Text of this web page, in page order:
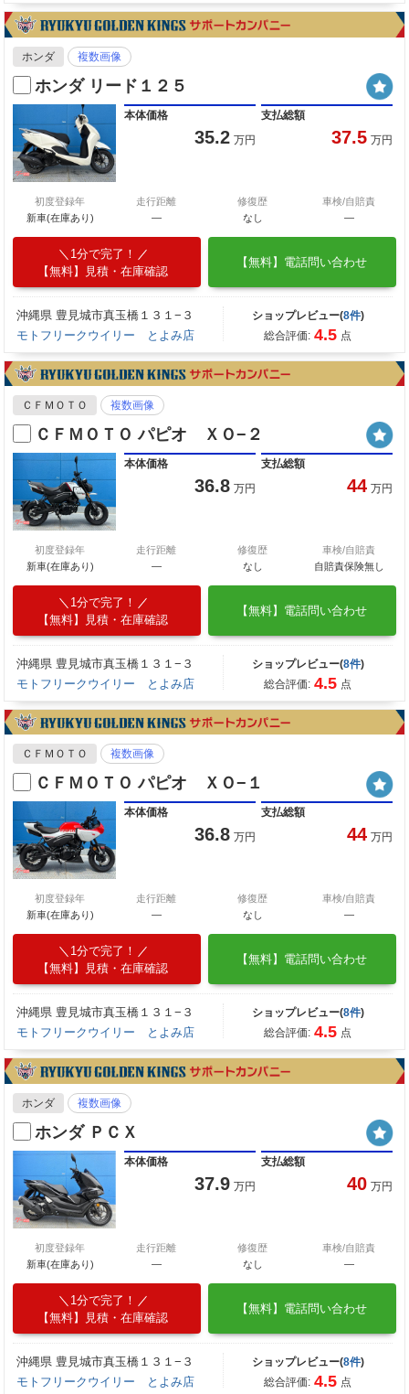
ホンダ 複数画像
ホンダ リード１２５
本体価格
35.2 万円
支払総額
37.5 万円
初度登録年
新車(在庫あり)
走行距離
―
修復歴
なし
車検/自賠責
―
1分で完了！
【無料】見積・在庫確認
【無料】電話問い合わせ
沖縄県 豊見城市真玉橋１３１−３
モトフリークウイリー とよみ店
ショップレビュー(8件)
総合評価: 4.5 点
ＣＦＭＯＴＯ 複数画像
ＣＦＭＯＴＯ パピオ ＸＯ−２
本体価格
36.8 万円
支払総額
44 万円
初度登録年
新車(在庫あり)
走行距離
―
修復歴
なし
車検/自賠責
自賠責保険無し
1分で完了！
【無料】見積・在庫確認
【無料】電話問い合わせ
沖縄県 豊見城市真玉橋１３１−３
モトフリークウイリー とよみ店
ショップレビュー(8件)
総合評価: 4.5 点
ＣＦＭＯＴＯ 複数画像
ＣＦＭＯＴＯ パピオ ＸＯ−１
本体価格
36.8 万円
支払総額
44 万円
初度登録年
新車(在庫あり)
走行距離
―
修復歴
なし
車検/自賠責
―
1分で完了！
【無料】見積・在庫確認
【無料】電話問い合わせ
沖縄県 豊見城市真玉橋１３１−３
モトフリークウイリー とよみ店
ショップレビュー(8件)
総合評価: 4.5 点
ホンダ 複数画像
ホンダ ＰＣＸ
本体価格
37.9 万円
支払総額
40 万円
初度登録年
新車(在庫あり)
走行距離
―
修復歴
なし
車検/自賠責
―
1分で完了！
【無料】見積・在庫確認
【無料】電話問い合わせ
沖縄県 豊見城市真玉橋１３１−３
モトフリークウイリー とよみ店
ショップレビュー(8件)
総合評価: 4.5 点